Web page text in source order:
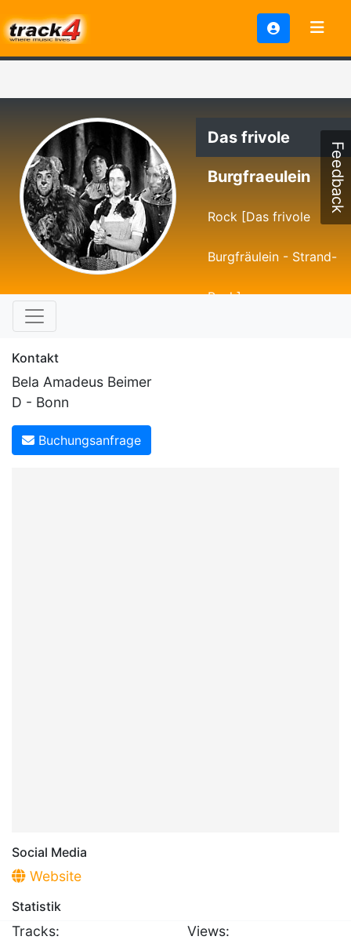
Das frivole
Burgfraeulein
Rock [Das frivole
Burgfräulein - Strand-
Punk]
Kontakt
Bela Amadeus Beimer
D - Bonn
Buchungsanfrage
Social Media
Website
Statistik
Tracks:
Views:
Feedback